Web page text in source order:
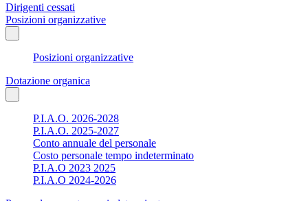
Dirigenti cessati
Posizioni organizzative
Posizioni organizzative
Dotazione organica
P.I.A.O. 2026-2028
P.I.A.O. 2025-2027
Conto annuale del personale
Costo personale tempo indeterminato
P.I.A.O 2023 2025
P.I.A.O 2024-2026